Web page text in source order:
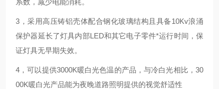
系数，减少电能消耗。
3，采用高压铸铝壳体配合钢化玻璃结构且具备10Kv浪涌
保护器延长了灯具内部LED和其它电子零件*运行时间，保
证灯具无早期失效。
4，可以提供3000K暖白光色温的产品，与冷白光相比，30
00K暖白光产品能为夜晚道路照明提供的视觉舒适性